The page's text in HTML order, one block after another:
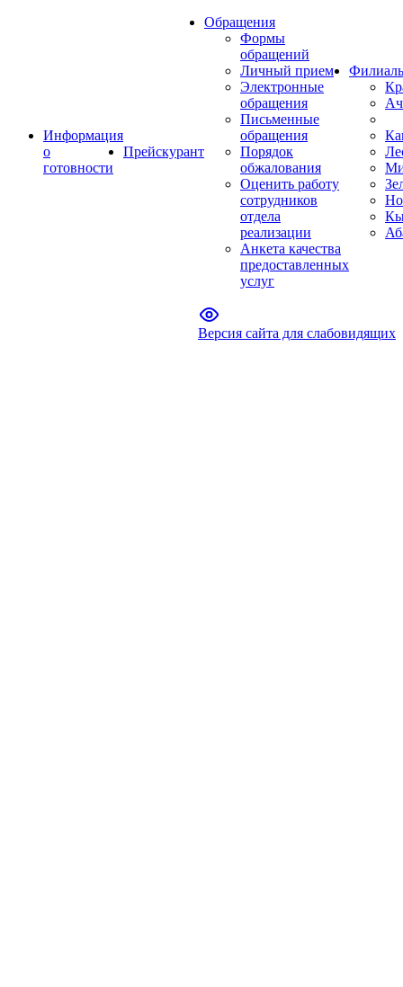
Информация
о
готовности
Прейскурант
Обращения
Формы
обращений
Личный прием
Электронные
обращения
Письменные
обращения
Порядок
обжалования
Оценить работу
сотрудников
отдела
реализации
Анкета качества
предоставленных
услуг
Версия сайта для слабовидящих